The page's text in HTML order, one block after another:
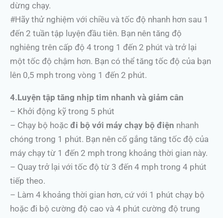
dừng chạy.
#Hãy thử nghiệm với chiều và tốc độ nhanh hơn sau 1
đến 2 tuần tập luyện đầu tiên. Bạn nên tăng độ
nghiêng trên cấp độ 4 trong 1 đến 2 phút và trở lại
một tốc độ chậm hơn. Bạn có thể tăng tốc độ của bạn
lên 0,5 mph trong vòng 1 đến 2 phút.
4.Luyện tập tăng nhịp tim nhanh và giảm cân
– Khởi động kỹ trong 5 phút
– Chạy bộ hoặc đi bộ với máy chạy bộ điện nhanh
chóng trong 1 phút. Bạn nên cố gắng tăng tốc độ của
máy chạy từ 1 đến 2 mph trong khoảng thời gian này.
– Quay trở lại với tốc độ từ 3 đến 4 mph trong 4 phút
tiếp theo.
– Làm 4 khoảng thời gian hơn, cứ với 1 phút chạy bộ
hoặc đi bộ cường độ cao và 4 phút cường độ trung